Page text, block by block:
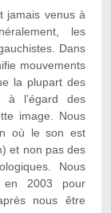
jamais venus à
les
Dans
mouvements
la plupart des
à l’égard des
image. Nous
où le son est
et non pas des
Nous
en 2003 pour
nous être